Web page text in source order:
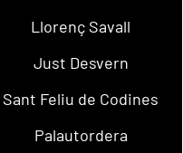
Llorenç Savall
Just Desvern
Sant Feliu de Codines
Palautordera